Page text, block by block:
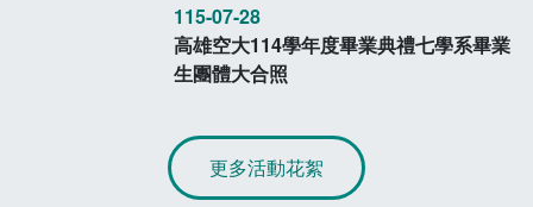
115-07-28
高雄空大114學年度畢業典禮七學系畢業
生團體大合照
更多活動花絮